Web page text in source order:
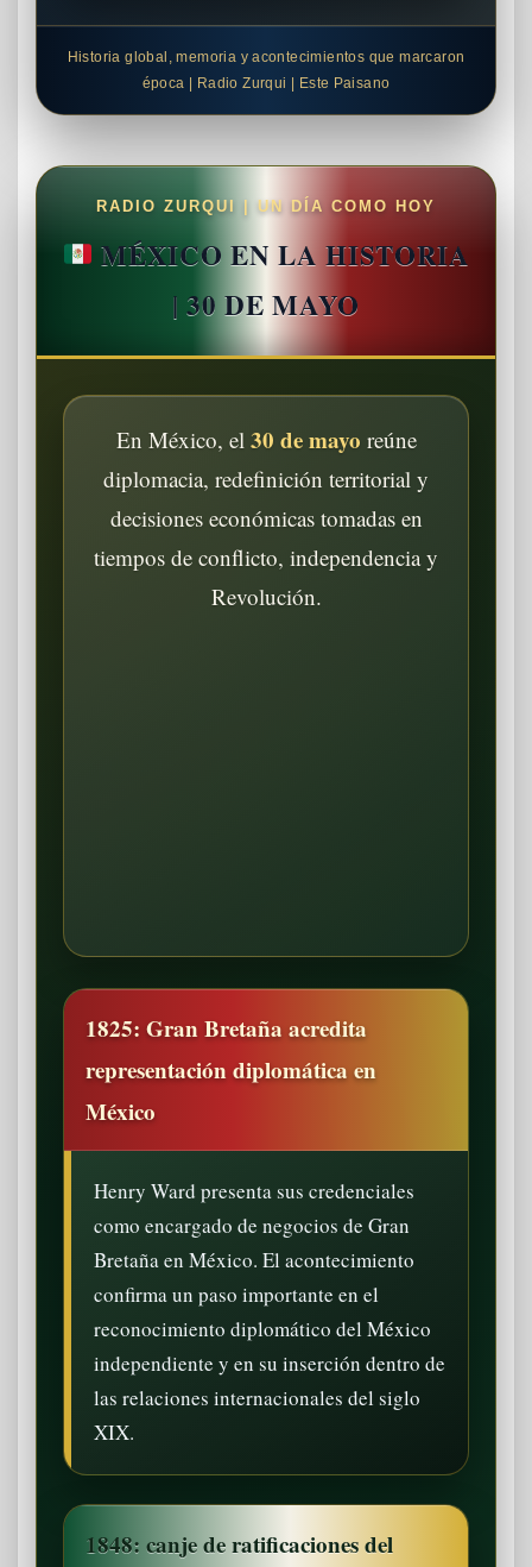
Historia global, memoria y acontecimientos que marcaron
época | Radio Zurqui | Este Paisano
RADIO ZURQUI | UN DÍA COMO HOY
MÉXICO EN LA HISTORIA
| 30 DE MAYO
En México, el 30 de mayo reúne
diplomacia, redefinición territorial y
decisiones económicas tomadas en
tiempos de conflicto, independencia y
Revolución.
1825: Gran Bretaña acredita
representación diplomática en
México
Henry Ward presenta sus credenciales
como encargado de negocios de Gran
Bretaña en México. El acontecimiento
confirma un paso importante en el
reconocimiento diplomático del México
independiente y en su inserción dentro de
las relaciones internacionales del siglo
XIX.
1848: canje de ratificaciones del